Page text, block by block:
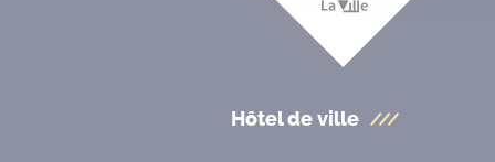
Hôtel de ville